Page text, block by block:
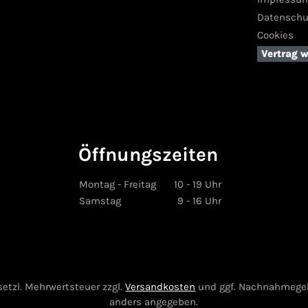
Öffnungszeiten
Montag - Freitag
10 - 19 Uhr
Samstag
9 - 16 Uhr
Cookies
Vertrag
Mehrwertsteuer zzgl.Versandkosten und ggf.
anders angegeben.